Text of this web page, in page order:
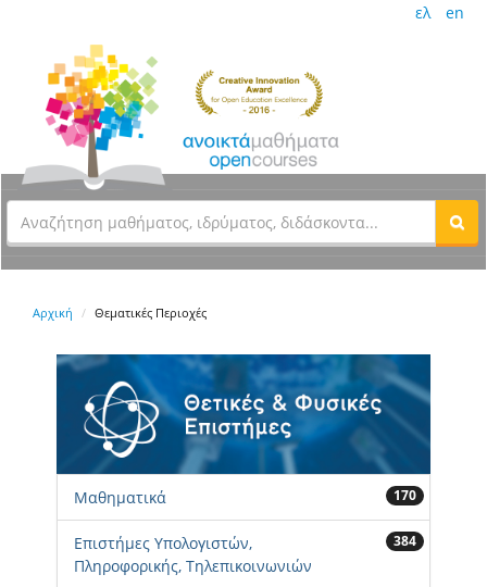
ελ en
Αρχική Θεματικές Περιοχές
Μαθηματικά 170
Επιστήμες Υπολογιστών,
Πληροφορικής, Τηλεπικοινωνιών
384